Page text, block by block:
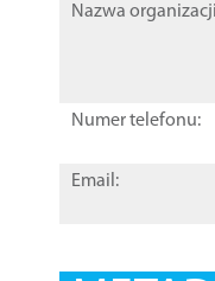
Nazwa
Numer telefonu:
Email: